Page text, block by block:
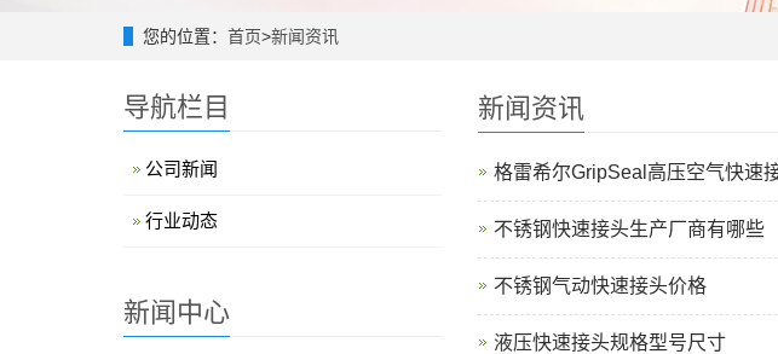
您的位置： 首页>新闻资讯
新闻资讯
格雷希尔GripSeal高压空气快速
不锈钢快速接头生产厂商有哪些
不锈钢气动快速接头价格
液压快速接头规格型号尺寸
导航栏目
公司新闻
行业动态
新闻中心